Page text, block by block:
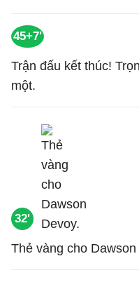
45+7'
Trận đấu kết thúc!
một.
32'
Thẻ vàng cho Dawson